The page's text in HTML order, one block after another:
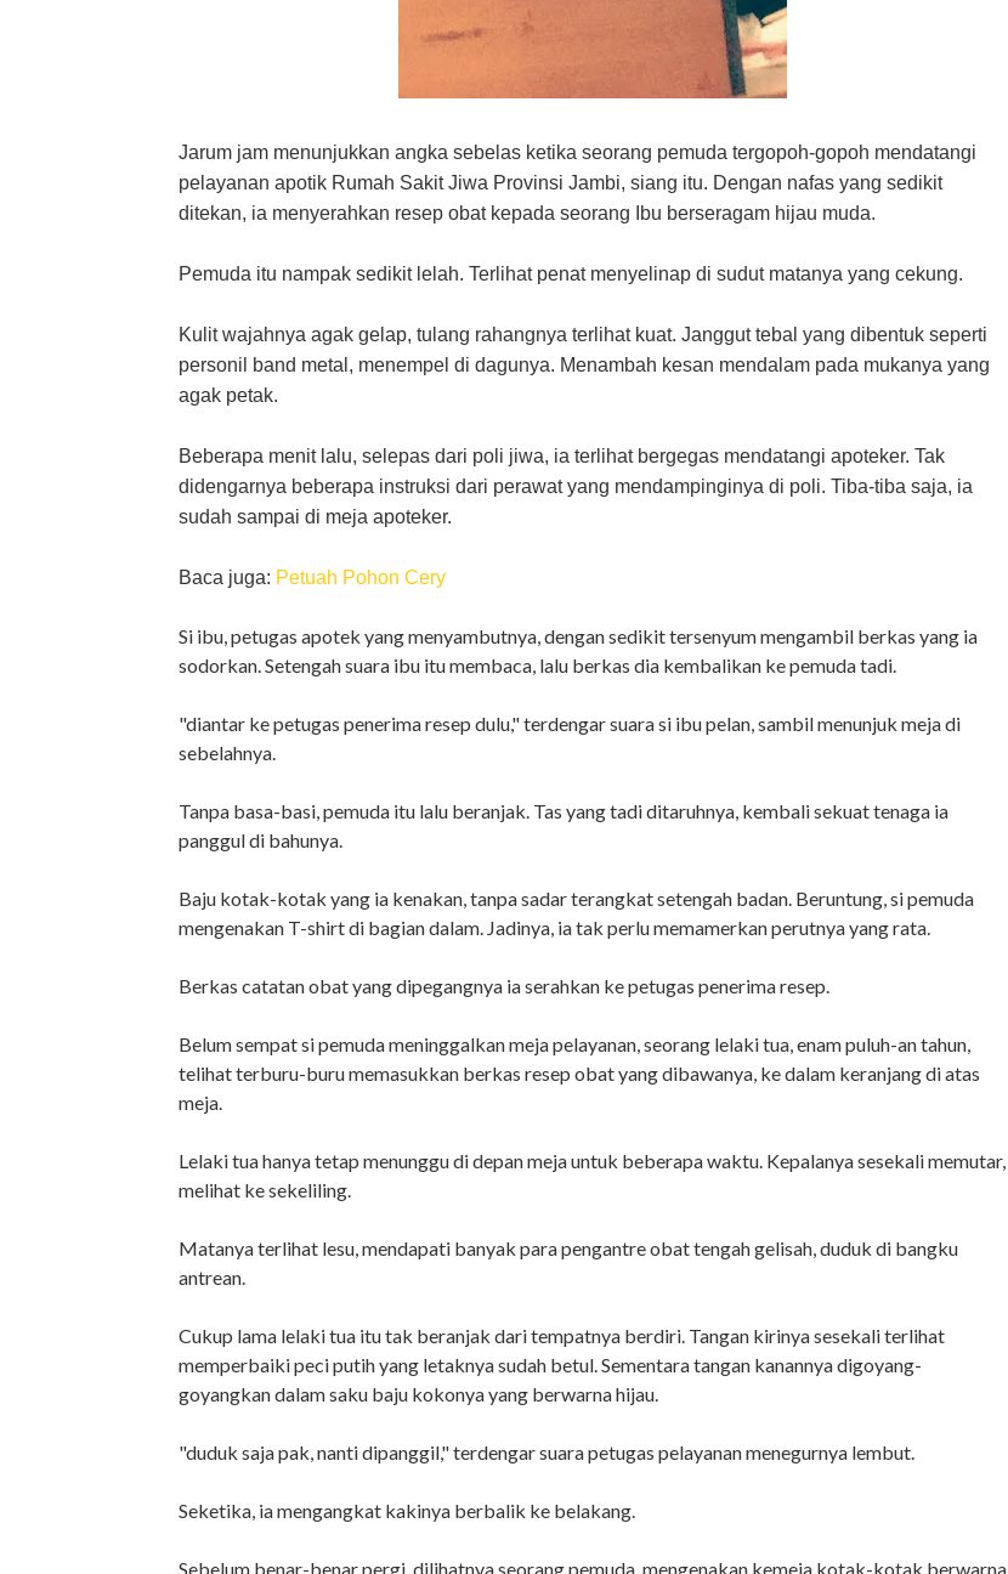
Jarum jam menunjukkan angka sebelas ketika seorang pemuda tergopoh-gopoh mendatangi
pelayanan apotik Rumah Sakit Jiwa Provinsi Jambi, siang itu. Dengan nafas yang sedikit
ditekan, ia menyerahkan resep obat kepada seorang Ibu berseragam hijau muda.
Pemuda itu nampak sedikit lelah. Terlihat penat menyelinap di sudut matanya yang cekung.
Kulit wajahnya agak gelap, tulang rahangnya terlihat kuat. Janggut tebal yang dibentuk seperti
personil band metal, menempel di dagunya. Menambah kesan mendalam pada mukanya yang
agak petak.
Beberapa menit lalu, selepas dari poli jiwa, ia terlihat bergegas mendatangi apoteker. Tak
didengarnya beberapa instruksi dari perawat yang mendampinginya di poli. Tiba-tiba saja, ia
sudah sampai di meja apoteker.
Baca juga: Petuah Pohon Cery
Si ibu, petugas apotek yang menyambutnya, dengan sedikit tersenyum mengambil berkas yang ia
sodorkan. Setengah suara ibu itu membaca, lalu berkas dia kembalikan ke pemuda tadi.
"diantar ke petugas penerima resep dulu," terdengar suara si ibu pelan, sambil menunjuk meja di
sebelahnya.
Tanpa basa-basi, pemuda itu lalu beranjak. Tas yang tadi ditaruhnya, kembali sekuat tenaga ia
panggul di bahunya.
Baju kotak-kotak yang ia kenakan, tanpa sadar terangkat setengah badan. Beruntung, si pemuda
mengenakan T-shirt di bagian dalam. Jadinya, ia tak perlu memamerkan perutnya yang rata.
Berkas catatan obat yang dipegangnya ia serahkan ke petugas penerima resep.
Belum sempat si pemuda meninggalkan meja pelayanan, seorang lelaki tua, enam puluh-an tahun,
telihat terburu-buru memasukkan berkas resep obat yang dibawanya, ke dalam keranjang di atas
meja.
Lelaki tua hanya tetap menunggu di depan meja untuk beberapa waktu. Kepalanya sesekali memutar,
melihat ke sekeliling.
Matanya terlihat lesu, mendapati banyak para pengantre obat tengah gelisah, duduk di bangku
antrean.
Cukup lama lelaki tua itu tak beranjak dari tempatnya berdiri. Tangan kirinya sesekali terlihat
memperbaiki peci putih yang letaknya sudah betul. Sementara tangan kanannya digoyang-
goyangkan dalam saku baju kokonya yang berwarna hijau.
"duduk saja pak, nanti dipanggil," terdengar suara petugas pelayanan menegurnya lembut.
Seketika, ia mengangkat kakinya berbalik ke belakang.
Sebelum benar-benar pergi, dilihatnya seorang pemuda, mengenakan kemeja kotak-kotak berwarna